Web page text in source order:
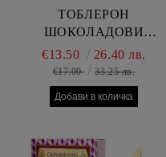
ТОБЛЕРОН
ШОКОЛАДОВИ
БОНБОНИ ПОД
ФОРМАТА НА
ДИАМАНТ 3 ВИДА 300
ГР
€13.50 26.40 лв.
€17.00 33.25 лв.